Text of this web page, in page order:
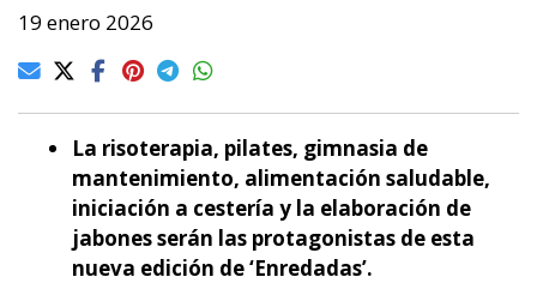
19 enero 2026
La risoterapia, pilates, gimnasia de
mantenimiento, alimentación saludable,
iniciación a cestería y la elaboración de
jabones serán las protagonistas de esta
nueva edición de ‘Enredadas’.